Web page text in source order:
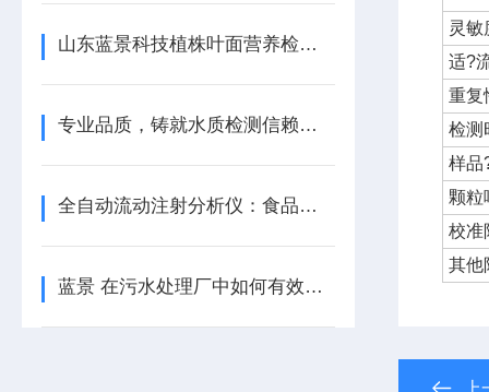
山东蓝景科技植株叶面营养检测仪，精准农业的智慧之眼
专业品质，铸就水质检测信赖之选
全自动流动注射分析仪：食品饮料行业的品质卫士
蓝景 在污水处理厂中如何有效运用便携式仪器进行检测
灵敏
适?
重复
检测
样品
颗粒
校准
其他